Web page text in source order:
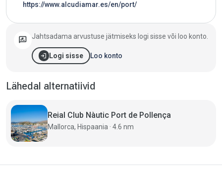
https://www.alcudiamar.es/en/port/
rate_review Jahtsadama arvustuse jätmiseks logi sisse või loo konto.
login Logi sisse Loo konto
Lähedal alternatiivid
Reial Club Nàutic Port de Pollença
Mallorca, Hispaania · 4.6 nm